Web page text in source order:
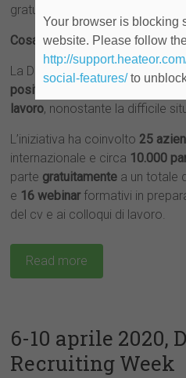
gratuiti per ricevere formazione
Cosa è successo nella prima
La Digital Recruiting Week è
positiva
lavoro, nonostante la difficile
L’iniziativa ha coinvolto 25
internazionale e circa 10.000
parte gratuitamente a un totale
e 16 webinarformativi in
del cv e ai colloqui di lavoro.
Read more
6-10 aprile 2020,
Recruiting Week
Your browser is blocking
website. Please follow
http://
social-features/to